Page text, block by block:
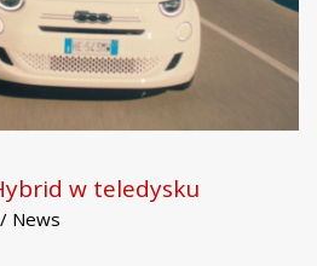
w teledysku
News